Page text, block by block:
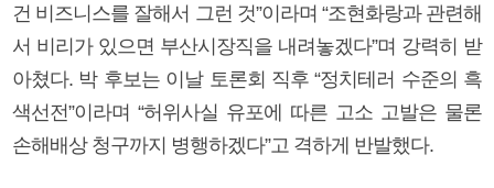
건 비즈니스를 잘해서 그런 것”이라며 “조현화랑과 관련해
서 비리가 있으면 부산시장직을 내려놓겠다”며 강력히 받
아쳤다. 박 후보는 이날 토론회 직후 “정치테러 수준의 흑
색선전”이라며 “허위사실 유포에 따른 고소 고발은 물론
손해배상 청구까지 병행하겠다”고 격하게 반발했다.